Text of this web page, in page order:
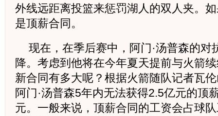
外线远距离投篮来惩罚湖人的双人夹。
是顶薪合同。
现在，在季后赛中，阿门·汤普森的对
降。考虑到他将在今年夏天提前与火箭
新合同有多大呢？根据火箭随队记者瓦
阿门·汤普森5年内无法获得2.5亿元的顶
元。一般来说，顶薪合同的工资会占球